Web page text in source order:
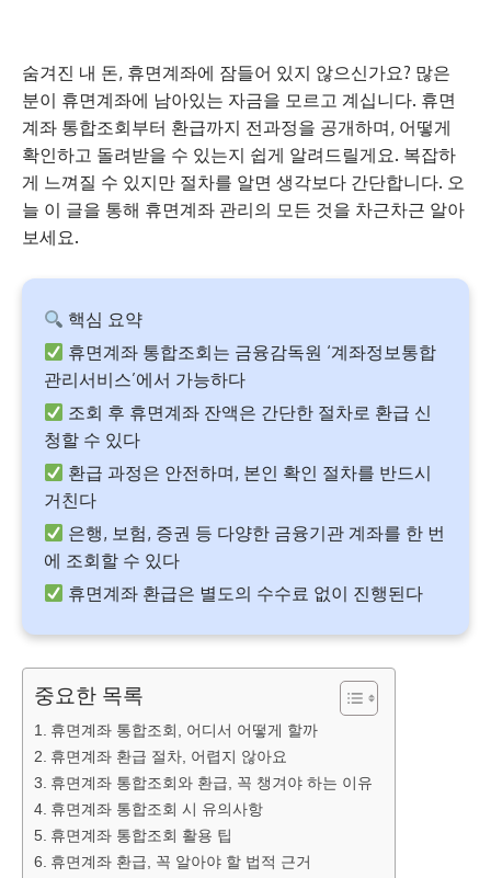
숨겨진 내 돈, 휴면계좌에 잠들어 있지 않으신가요? 많은
분이 휴면계좌에 남아있는 자금을 모르고 계십니다. 휴면
계좌 통합조회부터 환급까지 전과정을 공개하며, 어떻게
확인하고 돌려받을 수 있는지 쉽게 알려드릴게요. 복잡하
게 느껴질 수 있지만 절차를 알면 생각보다 간단합니다. 오
늘 이 글을 통해 휴면계좌 관리의 모든 것을 차근차근 알아
보세요.
핵심 요약
휴면계좌 통합조회는 금융감독원 ‘계좌정보통합
관리서비스’에서 가능하다
조회 후 휴면계좌 잔액은 간단한 절차로 환급 신
청할 수 있다
환급 과정은 안전하며, 본인 확인 절차를 반드시
거친다
은행, 보험, 증권 등 다양한 금융기관 계좌를 한 번
에 조회할 수 있다
휴면계좌 환급은 별도의 수수료 없이 진행된다
중요한 목록
휴면계좌 통합조회, 어디서 어떻게 할까
휴면계좌 환급 절차, 어렵지 않아요
휴면계좌 통합조회와 환급, 꼭 챙겨야 하는 이유
휴면계좌 통합조회 시 유의사항
휴면계좌 통합조회 활용 팁
휴면계좌 환급, 꼭 알아야 할 법적 근거